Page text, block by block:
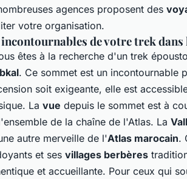
agences proposent des
votre organisation.
incontournables de votre trek dans
êtes à la recherche d'un trek
. Ce sommet est un incontournable
soit exigeante, elle est
La vue depuis le sommet est à
de la chaîne de l'Atlas. La
autre merveille de l'Atlas marocain.
et ses villages berbères
et accueillante. Pour ceux qui